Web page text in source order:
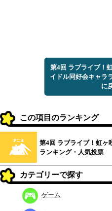
第4回 ラブライブ！
イドル同好会キャラ
に
この項目のランキング
第4回 ラブライブ！虹ヶ
ランキング・人気投票
カテゴリーで探す
ゲーム